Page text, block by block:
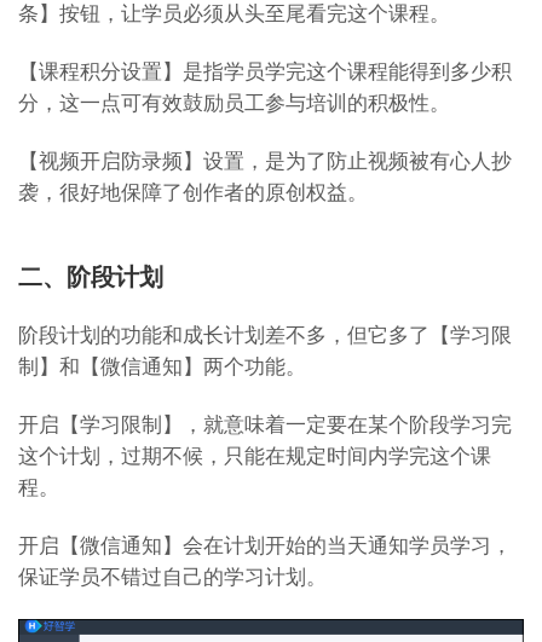
条】按钮，让学员必须从头至尾看完这个课程。
【课程积分设置】是指学员学完这个课程能得到多少积
分，这一点可有效鼓励员工参与培训的积极性。
【视频开启防录频】设置，是为了防止视频被有心人抄
袭，很好地保障了创作者的原创权益。
二、阶段计划
阶段计划的功能和成长计划差不多，但它多了【学习限
制】和【微信通知】两个功能。
开启【学习限制】，就意味着一定要在某个阶段学习完
这个计划，过期不候，只能在规定时间内学完这个课
程。
开启【微信通知】会在计划开始的当天通知学员学习，
保证学员不错过自己的学习计划。